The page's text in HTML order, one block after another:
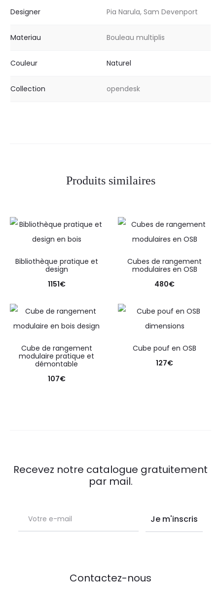
Designer Pia Narula, Sam Devenport
Materiau Bouleau multiplis
Couleur Naturel
Collection opendesk
Produits similaires
Bibliothèque pratique et
design
1151€
Cubes de rangement
modulaires en OSB
480€
Cube de rangement
modulaire pratique et
démontable
107€
Cube pouf en OSB
127€
Recevez notre catalogue gratuitement
par mail.
Contactez-nous